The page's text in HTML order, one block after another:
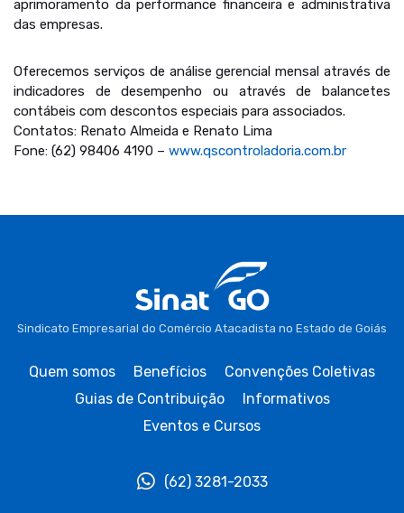
aprimoramento da performance financeira e administrativa
das empresas.
Oferecemos serviços de análise gerencial mensal através de
indicadores de desempenho ou através de balancetes
contábeis com descontos especiais para associados.
Contatos: Renato Almeida e Renato Lima
Fone: (62) 98406 4190 – www.qscontroladoria.com.br
Sindicato Empresarial do Comércio Atacadista no Estado de Goiás
Quem somos Benefícios
Convenções Coletivas
Guias de Contribuição
Informativos
Eventos e Cursos
(62) 3281-2033